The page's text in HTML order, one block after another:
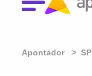
Apontador SP